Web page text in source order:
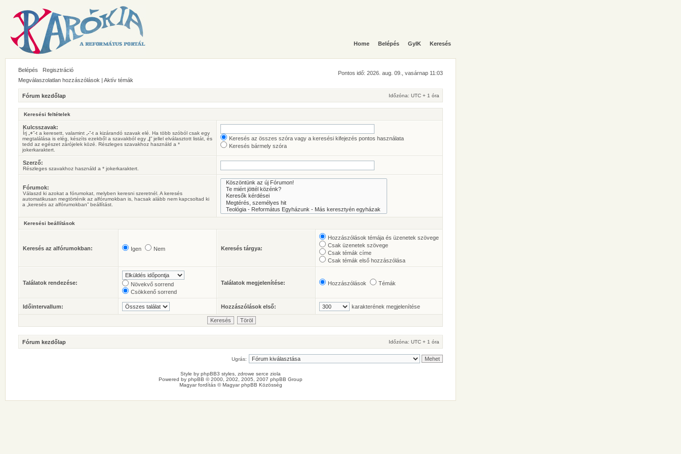
Home Belépés GyIK Keresés
Belépés Regisztráció
Pontos idő: 2026. aug. 09., vasárnap 11:03
Megválaszolatlan hozzászólások | Aktív témák
Fórum kezdőlap Időzóna: UTC + 1 óra
Keresési feltételek
Kulcsszavak:
Írj „ +”-t a keresett, valamint „ -”-t a kizárandó szavak elé. Ha több szóból csak egy
megtalálása is elég, készíts ezekből a szavakból egy „ |” jellel elválasztott listát, és
tedd az egészet zárójelek közé. Részleges szavakhoz használd a *
jokerkaraktert.
Keresés az összes szóra vagy a keresési kifejezés pontos használata
Keresés bármely szóra
Szerző:
Részleges szavakhoz használd a * jokerkaraktert.
Fórumok:
Válaszd ki azokat a fórumokat, melyben keresni szeretnél. A keresés
automatikusan megtörténik az alfórumokban is, hacsak alább nem kapcsoltad ki
a „keresés az alfórumokban” beállítást.
Keresési beállítások
Keresés az alfórumokban: Igen Nem Keresés tárgya:
Hozzászólások témája és üzenetek szövege
Csak üzenetek szövege
Csak témák címe
Csak témák első hozzászólása
Találatok rendezése:
Növekvő sorrend
Csökkenő sorrend
Találatok megjelenítése: Hozzászólások Témák
Időintervallum: Hozzászólások első: karakterének megjelenítése
Fórum kezdőlap Időzóna: UTC + 1 óra
Ugrás:
Style by phpBB3 styles , zdrowe serce ziola
Powered by phpBB © 2000, 2002, 2005, 2007 phpBB Group
Magyar fordítás ©Magyar phpBB Közösség